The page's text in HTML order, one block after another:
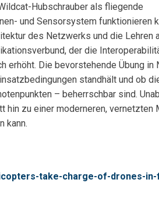
Hubschrauber als fliegende
und Sensorsystem funktionieren
des Netzwerks und die Lehren
der die
erhöht. Die bevorstehende Übung in
standhält und ob
– beherrschbar sind.
hin zu einer moderneren, vernetzten
kann.
take-charge-of-drones-